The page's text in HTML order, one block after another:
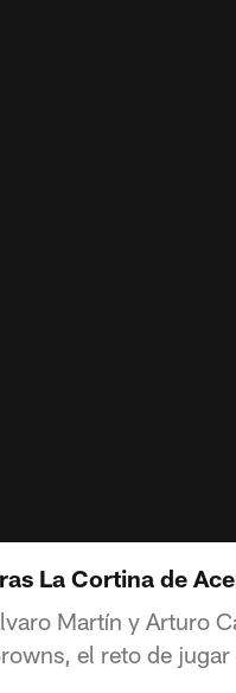
La Cortina de
Martín y Arturo
el reto de